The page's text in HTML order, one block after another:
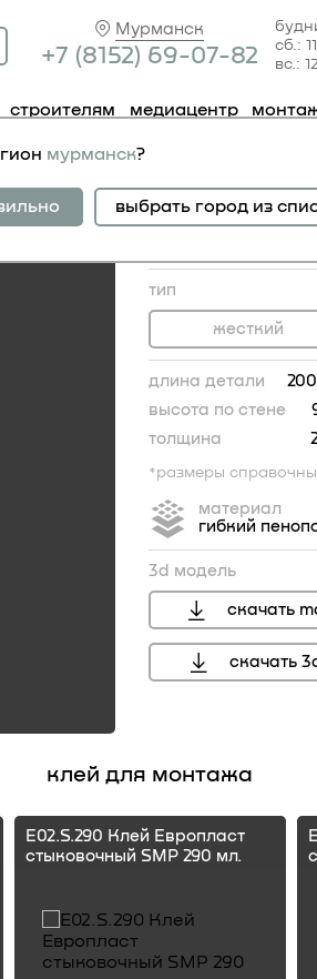
Мурманск
+7 (81 52) 69-07-82
сб.:
вс.:
строителям медиацентр
мурманск?
выбрать город из
гибкий
жесткий аналог:
молдинг 1.51.347
молдинг
тип
жесткий
длина детали
высота по стене
толщина
*размеры
материал
гибкий
3d модель
скачать
скачать
клей для монтажа
E02.S.290 Клей Европласт
стыковочный SMP 290 мл.